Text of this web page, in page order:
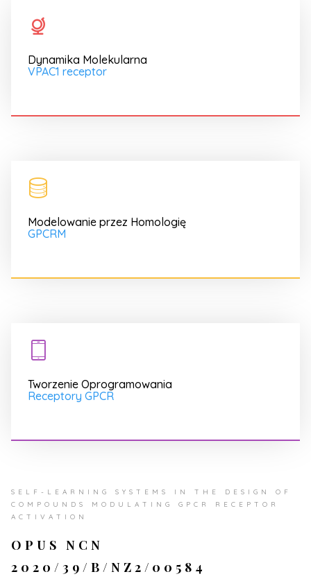
Dynamika Molekularna
VPAC1 receptor
Modelowanie przez Homologię
GPCRM
Tworzenie Oprogramowania
Receptory GPCR
SELF-LEARNING SYSTEMS IN THE DESIGN OF
COMPOUNDS MODULATING GPCR RECEPTOR
ACTIVATION
OPUS NCN
2020/39/B/NZ2/00584